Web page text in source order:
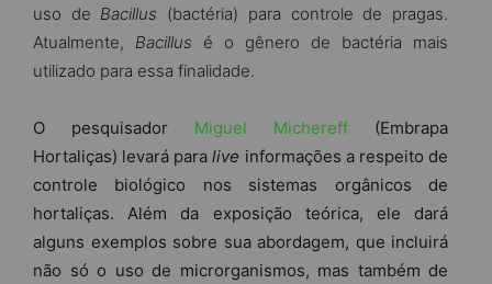
uso de Bacillus (bactéria) para controle de pragas.
Atualmente, Bacillus é o gênero de bactéria mais
utilizado para essa finalidade.
O pesquisador Miguel Michereff (Embrapa
Hortaliças) levará paralive informações a respeito de
controle biológico nos sistemas orgânicos de
hortaliças. Além da exposição teórica, ele dará
alguns exemplos sobre sua abordagem, que incluirá
não só o uso de microrganismos, mas também de